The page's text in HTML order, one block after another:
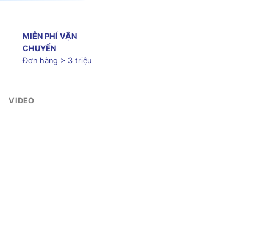
MIỄN PHÍ VẬN
CHUYỂN
Đơn hàng > 3 triệu
VIDEO